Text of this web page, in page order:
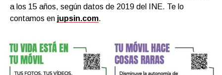
a los 15 años, según datos de 2019 del INE. Te lo
contamos en jupsin.com.